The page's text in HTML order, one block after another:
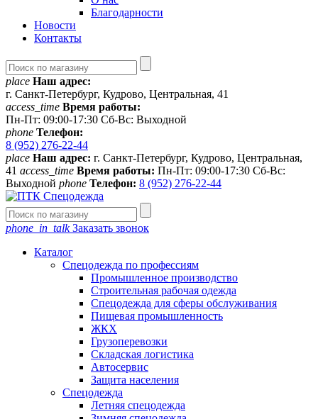
Благодарности
Новости
Контакты
place Наш адрес:
г. Санкт-Петербург, Кудрово, Центральная, 41
access_time Время работы:
Пн-Пт: 09:00-17:30 Сб-Вс: Выходной
phone Телефон:
8 (952) 276-22-44
place Наш адрес: г. Санкт-Петербург, Кудрово, Центральная,
41 access_time Время работы: Пн-Пт: 09:00-17:30 Сб-Вс:
Выходной phone Телефон: 8 (952) 276-22-44
phone_in_talkЗаказать звонок
Каталог
Спецодежда по профессиям
Промышленное производство
Строительная рабочая одежда
Спецодежда для сферы обслуживания
Пищевая промышленность
ЖКХ
Грузоперевозки
Складская логистика
Автосервис
Защита населения
Спецодежда
Летняя спецодежда